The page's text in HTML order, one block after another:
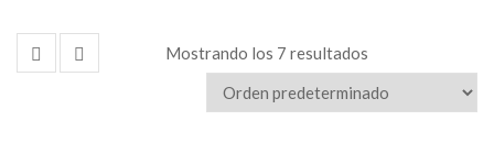
Mostrando los 7 resultados